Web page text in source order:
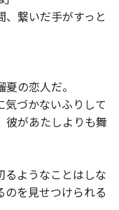
繋いだ手がすっと
の恋人だ。
気づかないふりして
彼があたしよりも舞
るようなことはしな
のを見せつけられる